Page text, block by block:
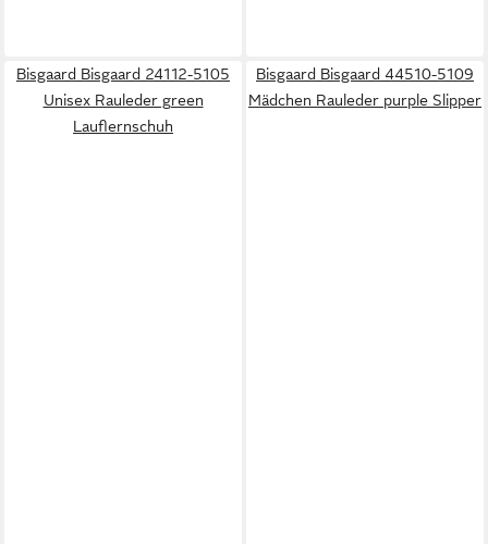
Bisgaard Bisgaard 24112-5105
Unisex Rauleder green
Lauflernschuh
Bisgaard Bisgaard 44510-5109
Mädchen Rauleder purple Slipper